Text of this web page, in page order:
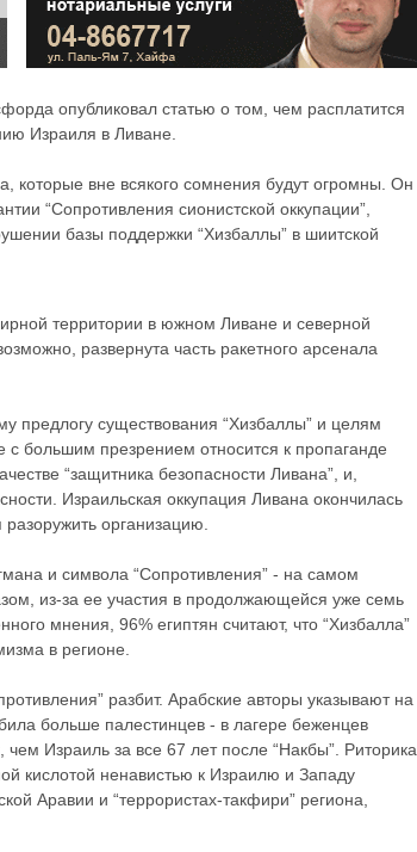
опубликовал статью о том, чем расплатится
Израиля в Ливане.
которые вне всякого сомнения будут огромны. Он
“Сопротивления сионистской оккупации”,
базы поддержки “Хизбаллы” в шиитской
территории в южном Ливане и северной
развернута часть ракетного арсенала
предлогу существования “Хизбаллы” и целям
большим презрением относится к пропаганде
“защитника безопасности Ливана”, и,
Израильская оккупация Ливана окончилась
организацию.
и символа “Сопротивления” - на самом
из-за ее участия в продолжающейся уже семь
мнения, 96% египтян считают, что “Хизбалла”
в регионе.
разбит. Арабские авторы указывают на
больше палестинцев - в лагере беженцев
Израиль за все 67 лет после “Накбы”. Риторика
кислотой ненавистью к Израилю и Западу
Аравии и “террористах-такфири” региона,